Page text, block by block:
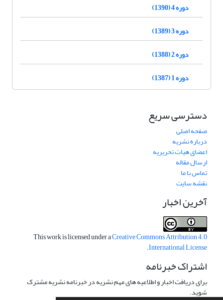
دوره 4 (1390)
دوره 3 (1389)
دوره 2 (1388)
دوره 1 (1387)
دسترسی سریع
صفحه اصلی
درباره نشریه
اعضای هیات تحریریه
ارسال مقاله
تماس با ما
نقشه سایت
آخرین اخبار
This work is licensed under aCreative Commons Attribution 4.0
International License
.
اشتراک خبرنامه
برای دریافت اخبار و اطلاعیه های مهم نشریه در خبرنامه نشریه مشترک
شوید.